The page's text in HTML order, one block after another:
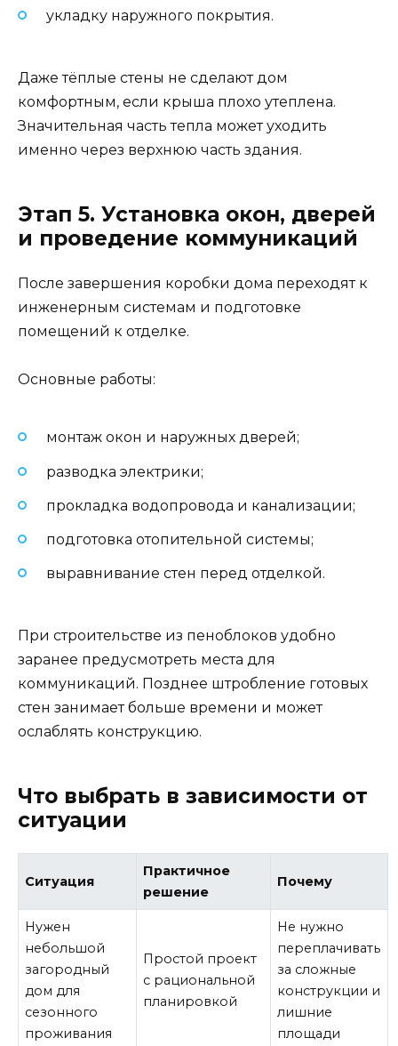
укладку наружного покрытия.
Даже тёплые стены не сделают дом
комфортным, если крыша плохо утеплена.
Значительная часть тепла может уходить
именно через верхнюю часть здания.
Этап 5. Установка окон, дверей
и проведение коммуникаций
После завершения коробки дома переходят к
инженерным системам и подготовке
помещений к отделке.
Основные работы:
монтаж окон и наружных дверей;
разводка электрики;
прокладка водопровода и канализации;
подготовка отопительной системы;
выравнивание стен перед отделкой.
При строительстве из пеноблоков удобно
заранее предусмотреть места для
коммуникаций. Позднее штробление готовых
стен занимает больше времени и может
ослаблять конструкцию.
Что выбрать в зависимости от
ситуации
Ситуация
Практичное
решение
Почему
Нужен
небольшой
загородный
дом для
сезонного
проживания
Простой проект
с рациональной
планировкой
Не нужно
переплачивать
за сложные
конструкции и
лишние
площади